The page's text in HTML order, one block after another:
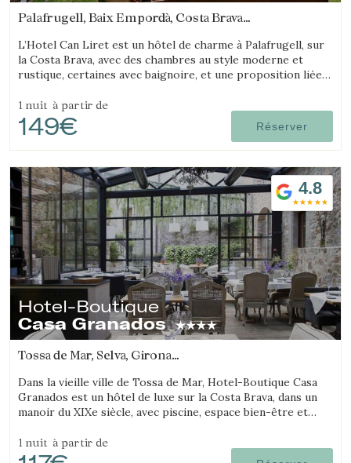
Palafrugell, Baix Empordà, Costa Brava
L’Hotel Can Liret est un hôtel de charme à Palafrugell, sur
la Costa Brava, avec des chambres au style moderne et
rustique, certaines avec baignoire, et une proposition liée à
1 nuit à partir de
149€ Réserver
4.8
Hotel-Boutique
Casa Granados
Tossa de Mar, Selva, Girona
Dans la vieille ville de Tossa de Mar, Hotel-Boutique Casa
Granados est un hôtel de luxe sur la Costa Brava, dans un
manoir du XIXe siècle, avec piscine, espace bien-être et
1 nuit à partir de
Enregistrer les paramètres Tout accepter